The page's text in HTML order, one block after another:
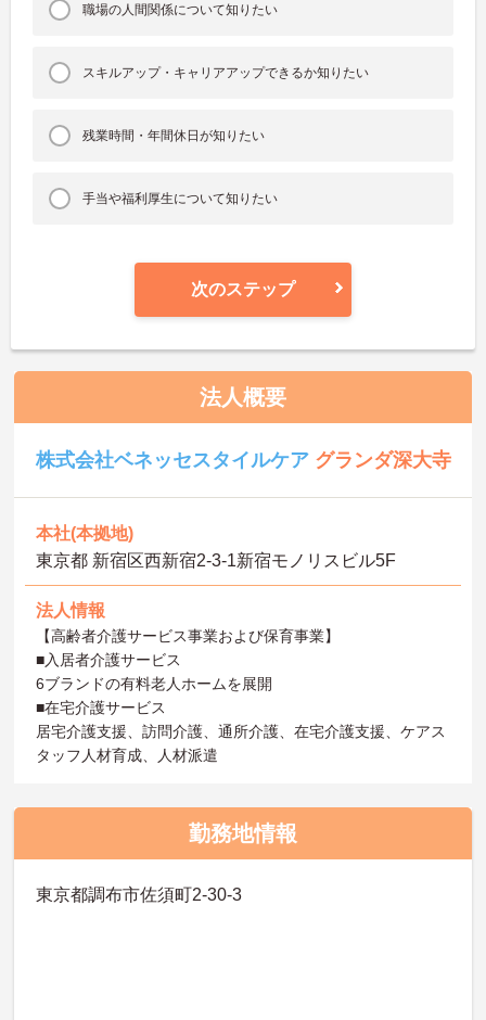
職場の人間関係について知りたい
スキルアップ・キャリアアップできるか知りたい
残業時間・年間休日が知りたい
手当や福利厚生について知りたい
次のステップ
法人概要
株式会社ベネッセスタイルケア グランダ深大寺
本社(本拠地)
東京都 新宿区西新宿2-3-1新宿モノリスビル5F
法人情報
【高齢者介護サービス事業および保育事業】
■入居者介護サービス
6ブランドの有料老人ホームを展開
■在宅介護サービス
居宅介護支援、訪問介護、通所介護、在宅介護支援、ケアス
タッフ人材育成、人材派遣
勤務地情報
東京都調布市佐須町2-30-3